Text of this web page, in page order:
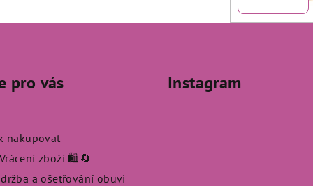
pro vás
nakupovat
zboží 🛍️🔄
a ošetřování obuvi
Instagram